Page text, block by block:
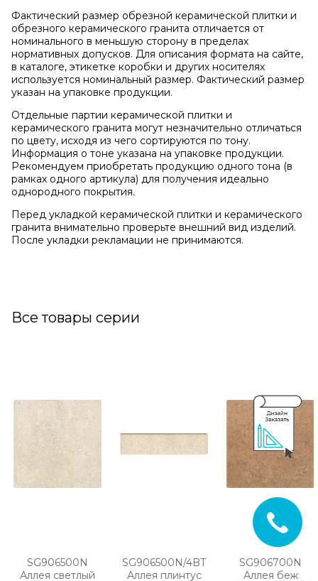
Фактический размер обрезной керамической плитки и
обрезного керамического гранита отличается от
номинального в меньшую сторону в пределах
нормативных допусков. Для описания формата на сайте,
в каталоге, этикетке коробки и других носителях
используется номинальный размер. Фактический размер
указан на упаковке продукции.
Отдельные партии керамической плитки и
керамического гранита могут незначительно отличаться
по цвету, исходя из чего сортируются по тону.
Информация о тоне указана на упаковке продукции.
Рекомендуем приобретать продукцию одного тона (в
рамках одного артикула) для получения идеально
однородного покрытия.
Перед укладкой керамической плитки и керамического
гранита внимательно проверьте внешний вид изделий.
После укладки рекламации не принимаются.
Все товары серии
SG906500N
Аллея светлый
SG906500N/4BT
Аллея плинтус
SG906700N
Аллея беж